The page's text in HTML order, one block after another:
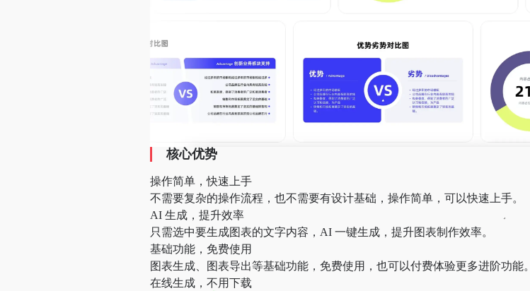
核心优势
操作简单，快速上手
不需要复杂的操作流程，也不需要有设计基础，操作简单，可以快速上手。
AI 生成，提升效率
只需选中要生成图表的文字内容，AI 一键生成，提升图表制作效率。
基础功能，免费使用
图表生成、图表导出等基础功能，免费使用，也可以付费体验更多进阶功能。
在线生成，不用下载